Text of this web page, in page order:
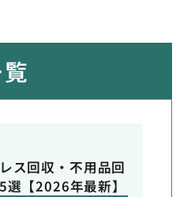
ス回収・不用品回
【2026年最新】